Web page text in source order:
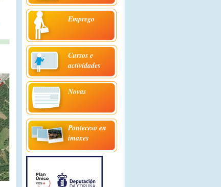
Emprego
Cursos e
actividades
Novas
Ponteceso en
imaxes